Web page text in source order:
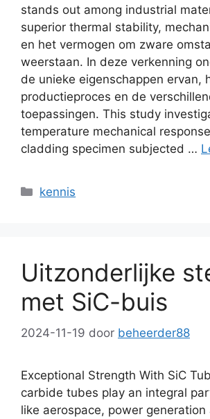
stands out among industrial
superior thermal stability,
en het vermogen om zware
weerstaan. In deze verkenning
de unieke eigenschappen ervan,
productieproces en de
toepassingen. This study
temperature mechanical
cladding specimen subjected …
Categorieën
kennis
Uitzonderlijke
met SiC-buis
2024-11-19 door beheerder88
Exceptional Strength With SiC
carbide tubes play an integral
like aerospace, power generation